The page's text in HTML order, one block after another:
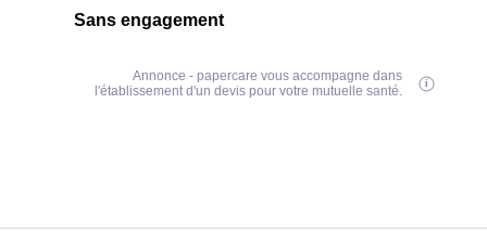
Sans engagement
Annonce - papercare vous accompagne dans
l'établissement d'un devis pour votre mutuelle santé.